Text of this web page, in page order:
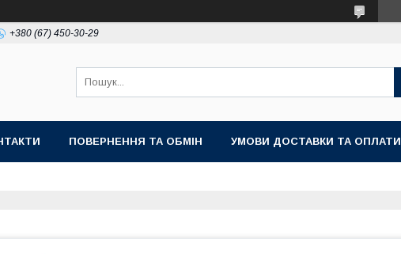
+380 (67) 450-30-29
ПОВЕРНЕННЯ ТА ОБМІН УМОВИ ДОСТАВКИ ТА ОПЛАТИ